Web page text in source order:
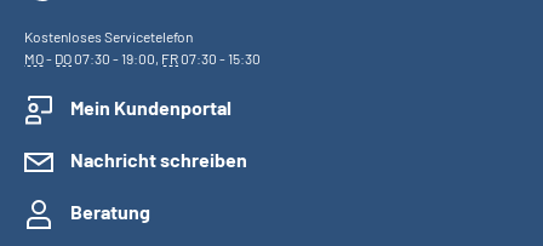
Kostenloses Servicetelefon
MO- DO07:30 - 19:00, FR07:30 - 15:30
Mein Kundenportal
Nachricht schreiben
Beratung